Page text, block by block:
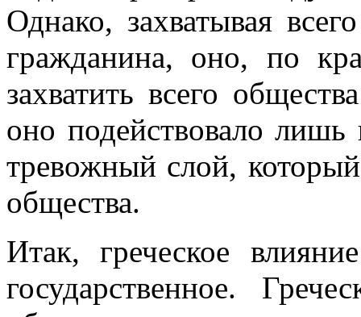
Однако, захватывая
гражданина, оно, по
захватить всего
оно подействовало
тревожный слой,
общества.
Итак, греческое
государственное.